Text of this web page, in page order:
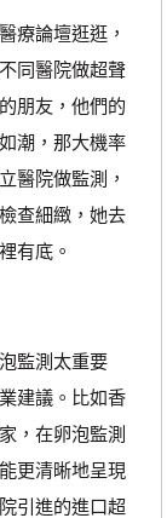
論壇逛逛，
同醫院做超聲
朋友，他們的
潮，那大機率
醫院做監測，
查細緻，她去
有底。
監測太重要
建議。比如香
，在卵泡監測
更清晰地呈現
引進的進口超